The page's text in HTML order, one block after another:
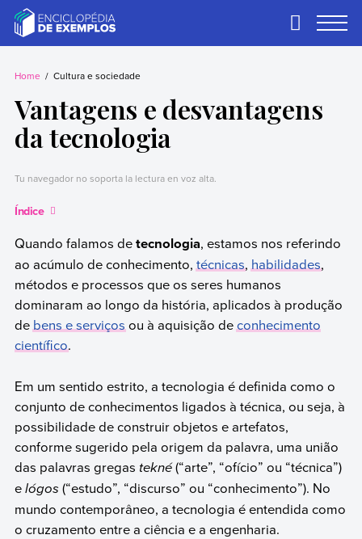
contentExemplos
Precisa de
temos.
Primary
Home Cultura e sociedade
Vantagens e desvantagens
da tecnologia
Tu navegador no soporta la lectura en voz alta.
Índice
Quando falamos detecnologia, estamos nos referindo
ao acúmulo de conhecimento,técnicas,habilidades,
métodos e processos que os seres humanos
dominaram ao longo da história, aplicados à produção
debens e serviçosou à aquisição deconhecimento
científico.
Em um sentido estrito, a tecnologia é definida como o
conjunto de conhecimentos ligados à técnica, ou seja, à
possibilidade de construir objetos e artefatos,
conforme sugerido pela origem da palavra, uma união
das palavras gregas tekné(“arte”, “ofício” ou “técnica”)
elógos (“estudo”, “discurso” ou “conhecimento”). No
mundo contemporâneo, a tecnologia é entendida como
o cruzamento entre a ciência e a engenharia.